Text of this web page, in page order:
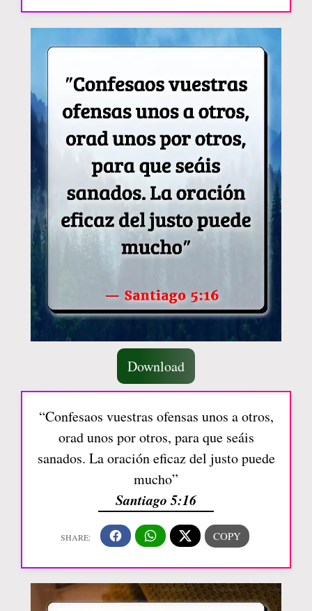
Download
“Confesaos vuestras ofensas unos a otros,
orad unos por otros, para que seáis
sanados. La oración eficaz del justo puede
mucho”
Santiago 5:16